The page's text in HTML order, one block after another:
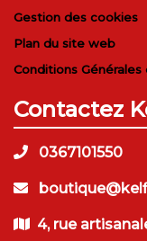
Gestion des cookies
Plan du site web
Conditions Générales
Contactez
0367101550
4, rue